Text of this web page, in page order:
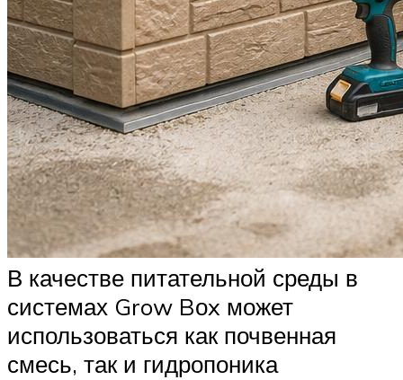
В качестве питательной среды в
системах Grow Bоx может
использоваться как почвенная
смесь, так и гидропоника